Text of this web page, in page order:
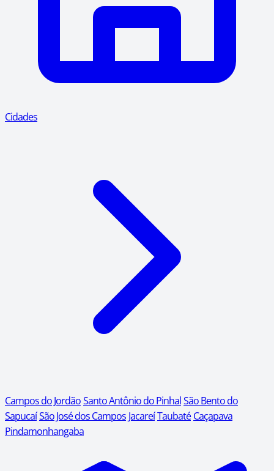
Cidades
Campos do JordãoSanto Antônio do PinhalSão Bento do
SapucaíSão José dos Campos JacareíTaubaté Caçapava
Pindamonhangaba